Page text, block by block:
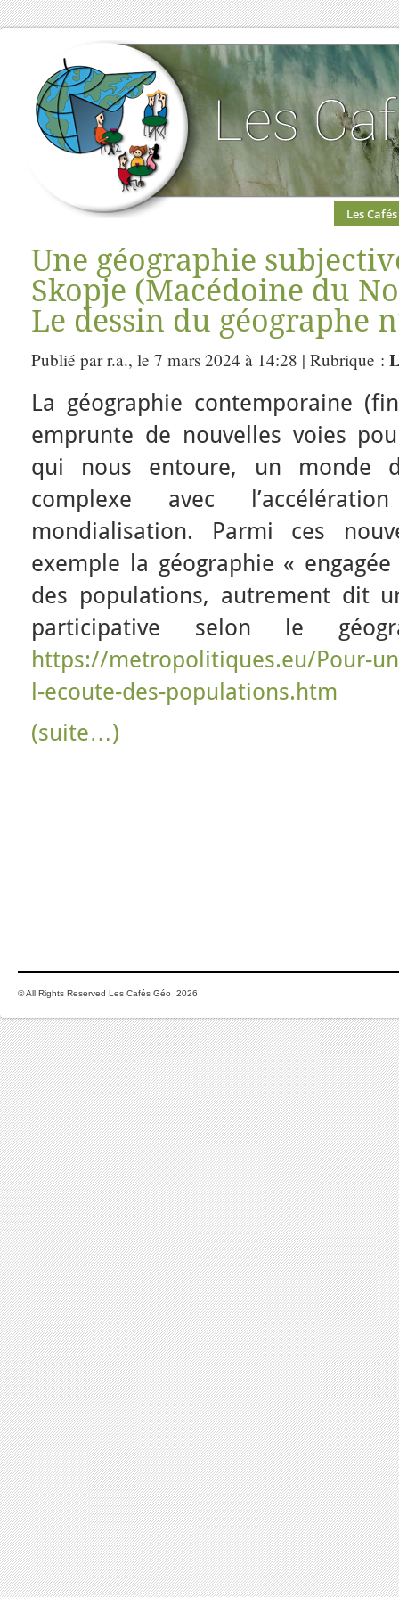
Les Cafés
Une géographie
Skopje (Macédoine du
Le dessin du géographe
Publié par r.a., le 7 mars 2024 à 14:28 | Rubrique :
La géographie contemporaine
emprunte de nouvelles voies
qui nous entoure, un monde
complexe avec
mondialisation. Parmi ces
exemple la géographie «
des populations, autrement dit
participative selon le
https://metropolitiques.eu/Pour-
l-ecoute-des-populations.htm
(suite…)
© All Rights Reserved Les Cafés Géo 2026